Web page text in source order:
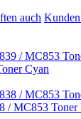
auch
Cyan
/ MC853 Toner